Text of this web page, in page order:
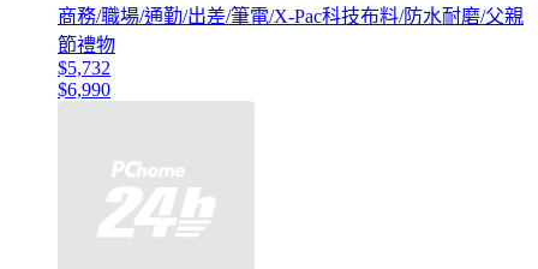
商務/職場/通勤/出差/筆電/X-Pac科技布料/防水耐磨/父親
節禮物
$5,732
$6,990